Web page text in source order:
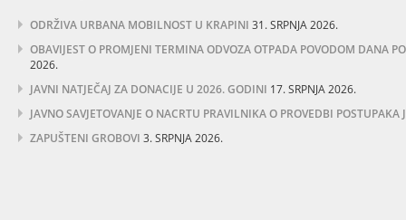
ODRŽIVA URBANA MOBILNOST U KRAPINI 31. SRPNJA 2026.
OBAVIJEST O PROMJENI TERMINA ODVOZA OTPADA POVODOM DANA
2026.
JAVNI NATJEČAJ ZA DONACIJE U 2026. GODINI 17. SRPNJA 2026.
JAVNO SAVJETOVANJE O NACRTU PRAVILNIKA O PROVEDBI POSTUPAKA
ZAPUŠTENI GROBOVI 3. SRPNJA 2026.